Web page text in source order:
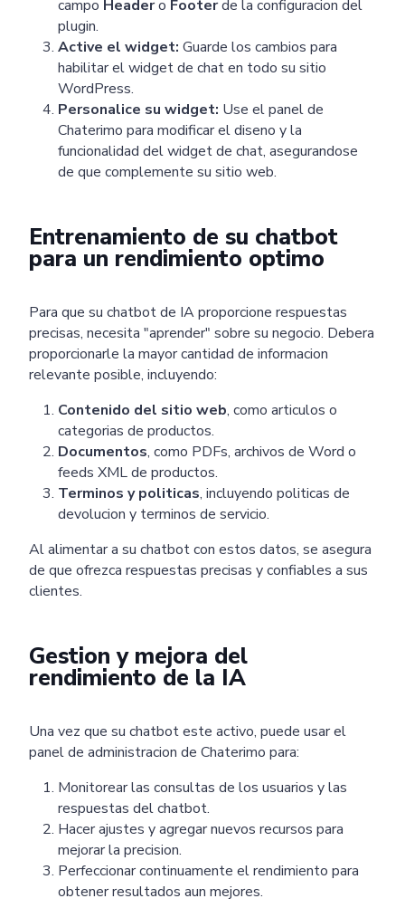
campo Headero Footerde la configuracion del
plugin.
Active el widget: Guarde los cambios para
habilitar el widget de chat en todo su sitio
WordPress.
Personalice su widget: Use el panel de
Chaterimo para modificar el diseno y la
funcionalidad del widget de chat, asegurandose
de que complemente su sitio web.
Entrenamiento de su chatbot
para un rendimiento optimo
Para que su chatbot de IA proporcione respuestas
precisas, necesita "aprender" sobre su negocio. Debera
proporcionarle la mayor cantidad de informacion
relevante posible, incluyendo:
Contenido del sitio web, como articulos o
categorias de productos.
Documentos, como PDFs, archivos de Word o
feeds XML de productos.
Terminos y politicas, incluyendo politicas de
devolucion y terminos de servicio.
Al alimentar a su chatbot con estos datos, se asegura
de que ofrezca respuestas precisas y confiables a sus
clientes.
Gestion y mejora del
rendimiento de la IA
Una vez que su chatbot este activo, puede usar el
panel de administracion de Chaterimo para:
Monitorear las consultas de los usuarios y las
respuestas del chatbot.
Hacer ajustes y agregar nuevos recursos para
mejorar la precision.
Perfeccionar continuamente el rendimiento para
obtener resultados aun mejores.